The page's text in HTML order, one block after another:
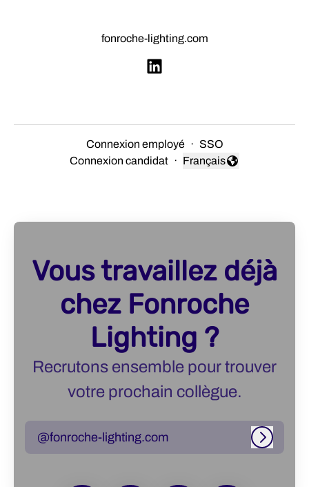
fonroche-lighting.com
Connexion employé · SSO
Connexion candidat ·
Changer la langue
Français
Vous travaillez déjà
chez Fonroche
Lighting ?
Recrutons ensemble pour trouver
votre prochain collègue.
@fonroche-lighting.com